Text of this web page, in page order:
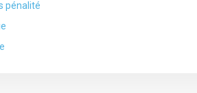
pénalité